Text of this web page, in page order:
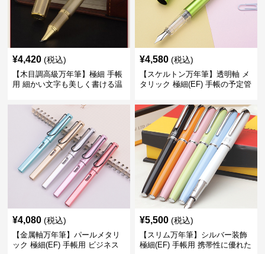
¥4,420 (税込)
【木目調高級万年筆】極細 手帳
用 細かい文字も美しく書ける温
¥4,580 (税込)
【スケルトン万年筆】透明軸 メ
タリック 極細(EF) 手帳の予定管
デザイン
¥4,080 (税込)
【金属軸万年筆】パールメタリ
ック 極細(EF) 手帳用 ビジネス
¥5,500 (税込)
【スリム万年筆】シルバー装飾
極細(EF) 手帳用 携帯性に優れた